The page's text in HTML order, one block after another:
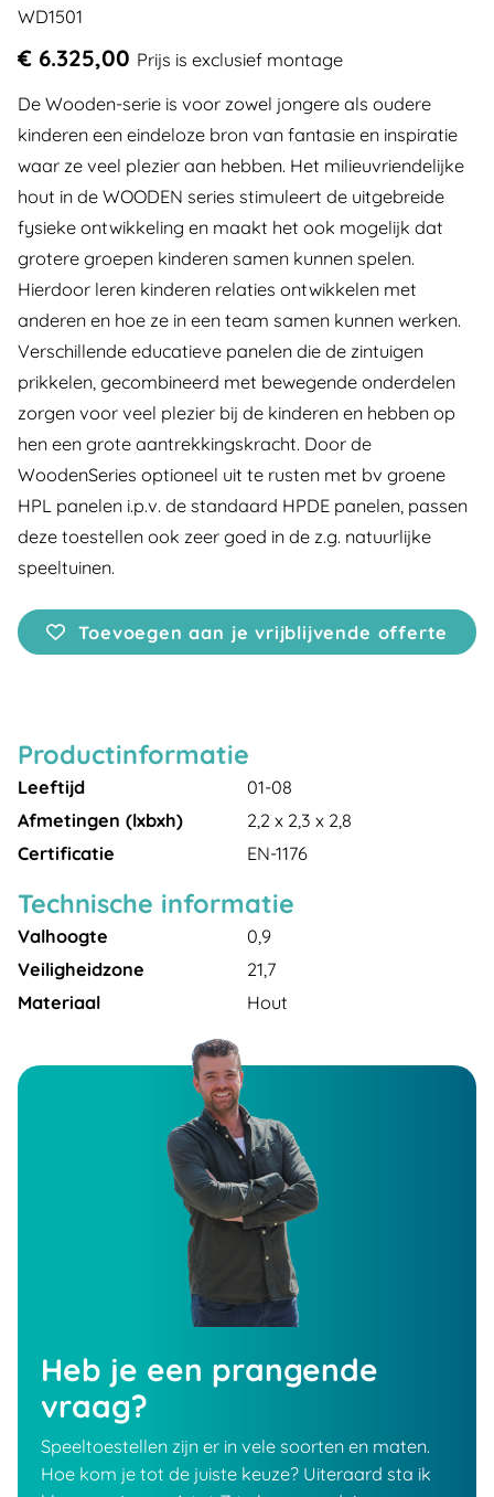
WD1501
€ 6.325,00 Prijs is exclusief montage
De Wooden-serie is voor zowel jongere als oudere
kinderen een eindeloze bron van fantasie en inspiratie
waar ze veel plezier aan hebben. Het milieuvriendelijke
hout in de WOODEN series stimuleert de uitgebreide
fysieke ontwikkeling en maakt het ook mogelijk dat
grotere groepen kinderen samen kunnen spelen.
Hierdoor leren kinderen relaties ontwikkelen met
anderen en hoe ze in een team samen kunnen werken.
Verschillende educatieve panelen die de zintuigen
prikkelen, gecombineerd met bewegende onderdelen
zorgen voor veel plezier bij de kinderen en hebben op
hen een grote aantrekkingskracht. Door de
WoodenSeries optioneel uit te rusten met bv groene
HPL panelen i.p.v. de standaard HPDE panelen, passen
deze toestellen ook zeer goed in de z.g. natuurlijke
speeltuinen.
Toevoegen aan je vrijblijvende offerte
Productinformatie
Leeftijd
01-08
Afmetingen (lxbxh)
2,2 x 2,3 x 2,8
Certificatie
EN-1176
Technische informatie
Valhoogte
0,9
Veiligheidzone
21,7
Materiaal
Hout
Heb je een prangende
vraag?
Speeltoestellen zijn er in vele soorten en maten.
Hoe kom je tot de juiste keuze? Uiteraard sta ik